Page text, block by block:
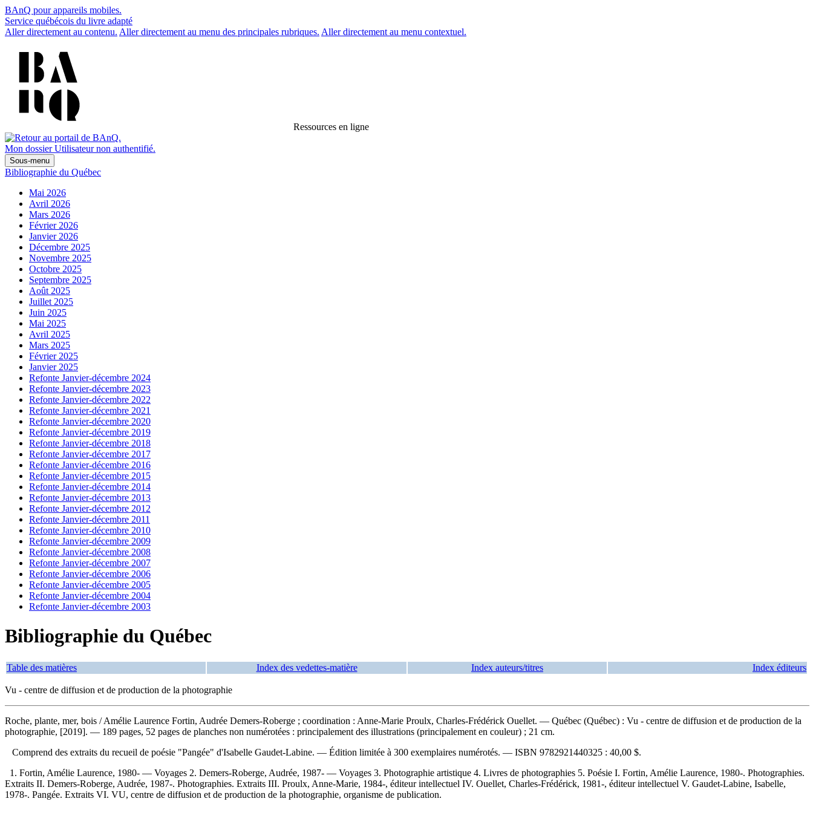
BAnQ pour appareils mobiles.
Service québécois du livre adapté
Aller directement au contenu. Aller directement au menu des principales rubriques. Aller directement au menu contextuel.
Ressources en ligne
Mon dossier Utilisateur non authentifié.
Sous-menu
Bibliographie du Québec
Mai 2026
Avril 2026
Mars 2026
Février 2026
Janvier 2026
Décembre 2025
Novembre 2025
Octobre 2025
Septembre 2025
Août 2025
Juillet 2025
Juin 2025
Mai 2025
Avril 2025
Mars 2025
Février 2025
Janvier 2025
Refonte Janvier-décembre 2024
Refonte Janvier-décembre 2023
Refonte Janvier-décembre 2022
Refonte Janvier-décembre 2021
Refonte Janvier-décembre 2020
Refonte Janvier-décembre 2019
Refonte Janvier-décembre 2018
Refonte Janvier-décembre 2017
Refonte Janvier-décembre 2016
Refonte Janvier-décembre 2015
Refonte Janvier-décembre 2014
Refonte Janvier-décembre 2013
Refonte Janvier-décembre 2012
Refonte Janvier-décembre 2011
Refonte Janvier-décembre 2010
Refonte Janvier-décembre 2009
Refonte Janvier-décembre 2008
Refonte Janvier-décembre 2007
Refonte Janvier-décembre 2006
Refonte Janvier-décembre 2005
Refonte Janvier-décembre 2004
Refonte Janvier-décembre 2003
Bibliographie du Québec
Table des matières Index des vedettes-matière Index auteurs/titres Index éditeurs
Vu - centre de diffusion et de production de la photographie
Roche, plante, mer, bois / Amélie Laurence Fortin, Audrée Demers-Roberge ; coordination : Anne-Marie Proulx, Charles-Frédérick Ouellet. — Québec (Québec) : Vu - centre de diffusion et de production de la
photographie, [2019]. — 189 pages, 52 pages de planches non numérotées : principalement des illustrations (principalement en couleur) ; 21 cm.
Comprend des extraits du recueil de poésie "Pangée" d'Isabelle Gaudet-Labine. — Édition limitée à 300 exemplaires numérotés. — ISBN 9782921440325 : 40,00 $.
1. Fortin, Amélie Laurence, 1980- — Voyages 2. Demers-Roberge, Audrée, 1987- — Voyages 3. Photographie artistique 4. Livres de photographies 5. Poésie I. Fortin, Amélie Laurence, 1980-. Photographies.
Extraits II. Demers-Roberge, Audrée, 1987-. Photographies. Extraits III. Proulx, Anne-Marie, 1984-, éditeur intellectuel IV. Ouellet, Charles-Frédérick, 1981-, éditeur intellectuel V. Gaudet-Labine, Isabelle,
1978-. Pangée. Extraits VI. VU, centre de diffusion et de production de la photographie, organisme de publication.